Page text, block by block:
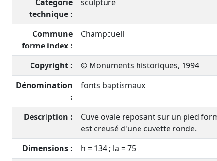
Catégorie
technique :
sculpture
Commune
forme index :
Champcueil
Copyright :
© Monuments historiques, 1994
Dénomination
:
fonts baptismaux
Description :
Cuve ovale reposant sur un pied
est creusé d'une cuvette ronde.
Dimensions :
h = 134 ; la = 75